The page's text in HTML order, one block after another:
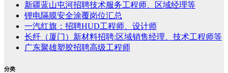
新疆蓝山屯河招聘技术服务工程师、区域经理等
锂电隔膜安全涂覆岗位汇总
一汽红旗：招聘HUD工程师、设计师
长纤（厦门）新材料招聘:区域销售经理、技术工程师等
广东聚雄塑胶招聘高级工程师
分类